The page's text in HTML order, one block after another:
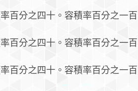
百分之四十。容積率百分之一百
百分之四十。容積率百分之一百
百分之四十。容積率百分之一百